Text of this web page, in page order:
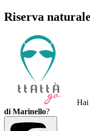
Riserva
Hai
di Marinello?